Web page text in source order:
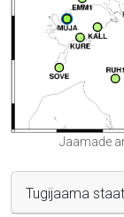
Jaamade
Tugijaama